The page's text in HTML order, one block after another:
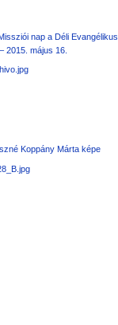
nap a Déli Evangélikus
2015. május 16.
Koppány Márta képe